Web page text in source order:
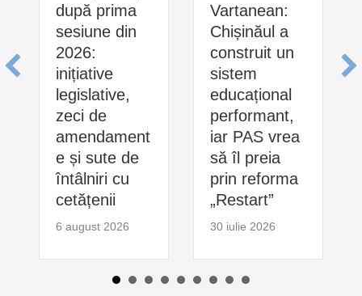
după prima
sesiune din
2026:
inițiative
legislative,
zeci de
amendament
e și sute de
întâlniri cu
cetățenii
6 august 2026
Vartanean:
Chișinăul a
construit un
sistem
educațional
performant,
iar PAS vrea
să îl preia
prin reforma
„Restart”
30 iulie 2026